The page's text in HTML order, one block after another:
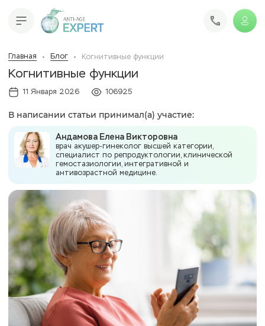
Главная Блог Когнитивные функции
Когнитивные функции
11 Января 2026 106925
В написании статьи принимал(а) участие:
Андамова Елена Викторовна
врач акушер-гинеколог высшей категории,
специалист по репродуктологии, клинической
гемостазиологии, интегративной и
антивозрастной медицине.